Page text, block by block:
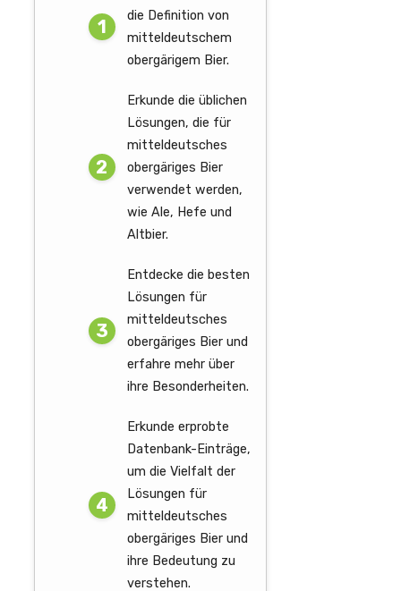
die Definition von
mitteldeutschem
obergärigem Bier.
Erkunde die üblichen
Lösungen, die für
mitteldeutsches
obergäriges Bier
verwendet werden,
wie Ale, Hefe und
Altbier.
Entdecke die besten
Lösungen für
mitteldeutsches
obergäriges Bier und
erfahre mehr über
ihre Besonderheiten.
Erkunde erprobte
Datenbank-Einträge,
um die Vielfalt der
Lösungen für
mitteldeutsches
obergäriges Bier und
ihre Bedeutung zu
verstehen.